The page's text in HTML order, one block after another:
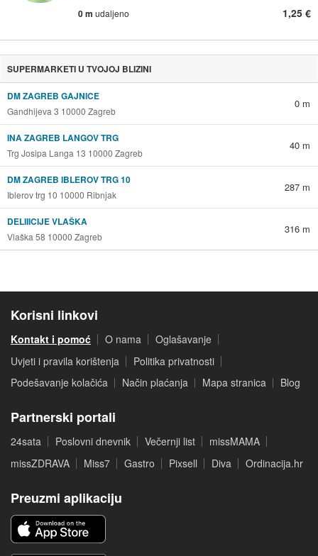
0 m udaljeno 1,25 €
SUPERMARKETI U TVOJOJ BLIZINI
DM ZAGREB GAJNICE
Gandhijeva 3 10000 Zagreb
0 m
INA ZAGREB LANGOV TRG
Trg Josipa Langa 13 10000 Zagreb
40 m
DM ZAGREB IBLEROV TRG 10
Iblerov trg 10 10000 Ribnjak
287 m
DELIIICIJE VLAŠKA
Vlaška 58 10000 Zagreb
316 m
Korisni linkovi
Kontakt i pomoć O nama
Oglašavanje
Uvjeti i pravila korištenja
Politika privatnosti
Podešavanje kolačića
Način plaćanja Mapa stranica Blog
Partnerski portali
24sata Poslovni dnevnik Večernji list
missMAMA
missZDRAVA
Miss7 Gastro Pixsell Diva Ordinacija.hr
Preuzmi aplikaciju